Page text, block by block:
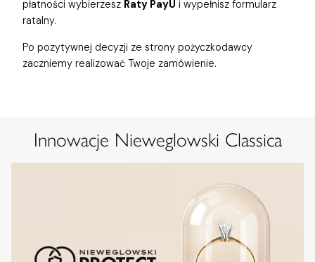
płatności wybierzesz Raty PayU i wypełnisz formularz
ratalny.
Po pozytywnej decyzji ze strony pożyczkodawcy
zaczniemy realizować Twoje zamówienie.
Innowacje Nieweglowski Classica